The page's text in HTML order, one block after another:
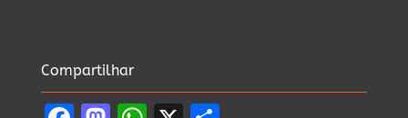
Compartilhar